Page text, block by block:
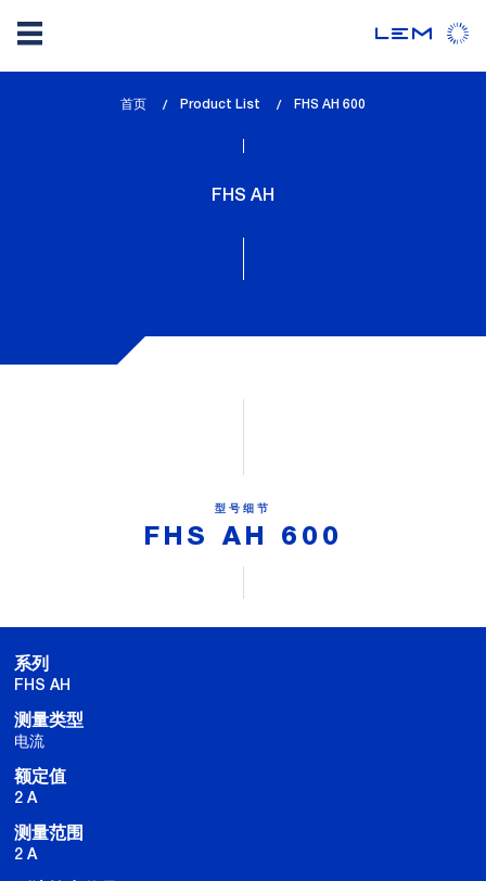
首页 Product List
lem_current_page
FHS AH 600
FHS AH
型号细节
FHS AH 600
系列
FHS AH
测量类型
电流
额定值
2 A
测量范围
2 A